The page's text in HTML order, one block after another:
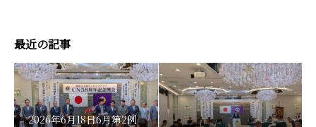
最近の記事
2026年6月18日6月第2例